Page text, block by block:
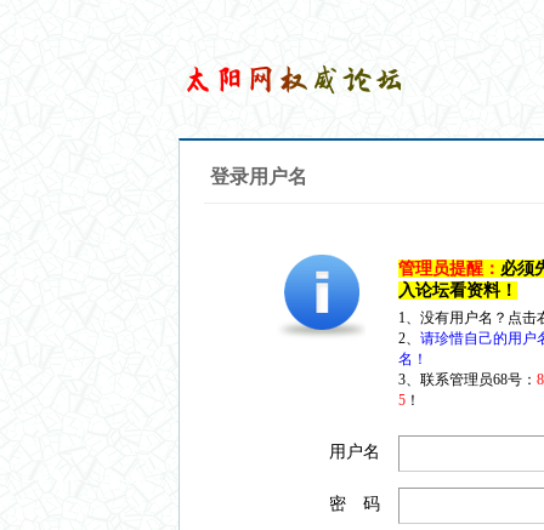
登录用户名
管理员提醒： 必须
入论坛看资料！
1、没有用户名？点
2、 请珍惜自己的用户
名！
3、联系管理员68号：
5 ！
用户名
密 码